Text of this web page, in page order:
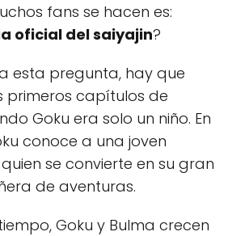
fans se hacen es:
oficial del saiyajin?
esta pregunta, hay que
primeros capítulos de
Goku era solo un niño. En
conoce a una joven
quien se convierte en su gran
de aventuras.
Goku y Bulma crecen